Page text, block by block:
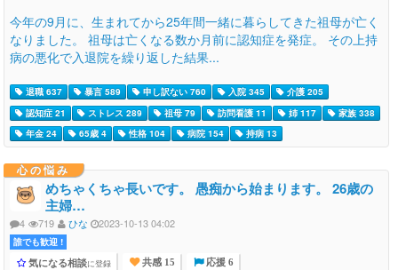
今年の9月に、生まれてから25年間一緒に暮らしてきた祖母が亡く
なりました。 祖母は亡くなる数か月前に認知症を発症。 その上持
病の悪化で入退院を繰り返した結果...
退職 637 暴言 589 申し訳ない 760 入院 345
介護 205
認知症 21
ストレス 289 祖母 79 訪問看護 11 姉 117
家族 338
年金 24
65歳 4 性格 104 病院 154 持病 13
心の悩み
めちゃくちゃ長いです。 愚痴から始まります。 26歳の
主婦…
4 719 ひな 2023-10-13 04:02
誰でも歓迎 !
気になる相談に登録 共感 15 応援 6